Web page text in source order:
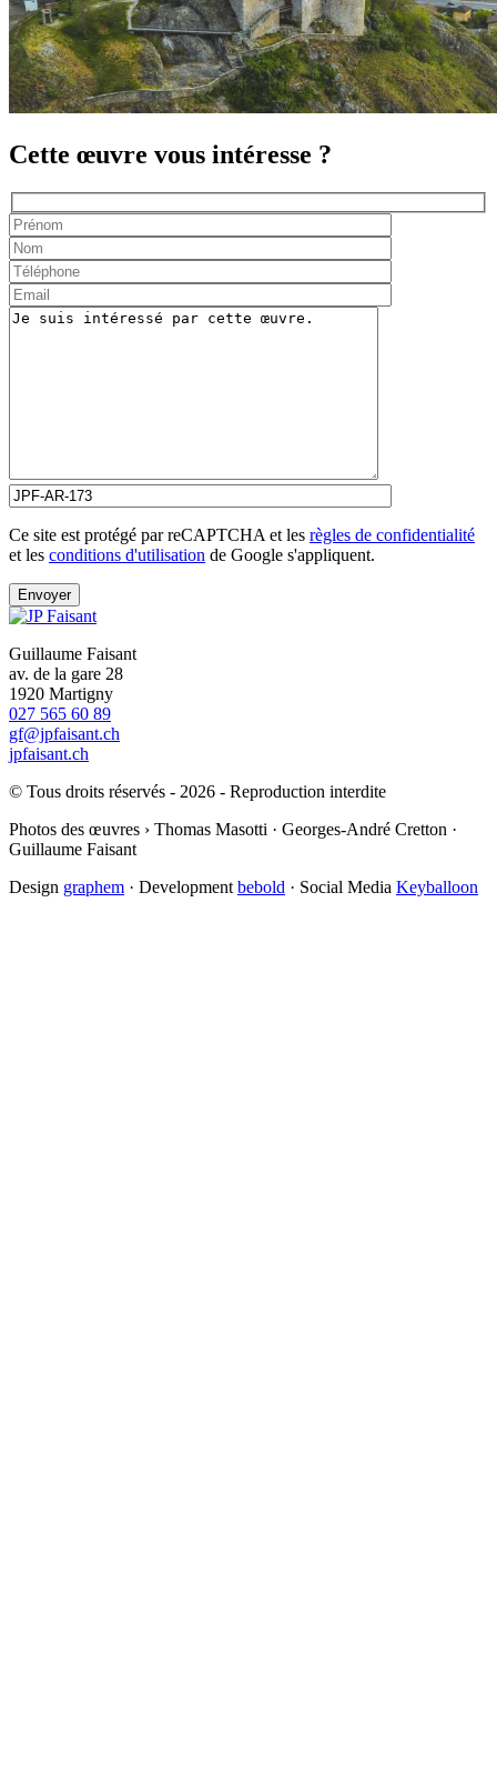
Cette œuvre vous intéresse ?
Ce site est protégé par reCAPTCHA et les règles de confidentialité
et les conditions d'utilisation de Google s'appliquent.
Guillaume Faisant
av. de la gare 28
1920 Martigny
027 565 60 89
gf@jpfaisant.ch
jpfaisant.ch
© Tous droits réservés - 2026 - Reproduction interdite
Photos des œuvres › Thomas Masotti · Georges-André Cretton ·
Guillaume Faisant
Design graphem · Developmentbebold · Social Media Keyballoon